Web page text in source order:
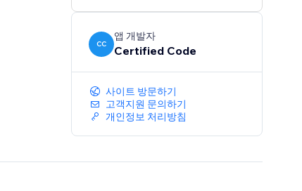
CC
앱 개발자
Certified Code
사이트 방문하기
고객지원 문의하기
개인정보 처리방침